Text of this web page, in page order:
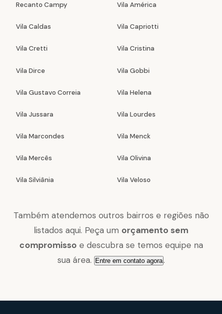
Recanto Campy Vila América
Vila Caldas Vila Capriotti
Vila Cretti Vila Cristina
Vila Dirce Vila Gobbi
Vila Gustavo Correia Vila Helena
Vila Jussara Vila Lourdes
Vila Marcondes Vila Menck
Vila Mercês Vila Olivina
Vila Silviânia Vila Veloso
Também atendemos outros bairros e regiões não
listados aqui. Peça um orçamento sem
compromisso e descubra se temos equipe na
sua área.
Entre em contato agora.